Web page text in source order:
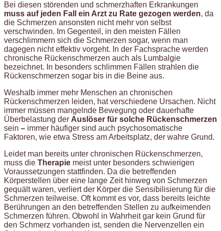
Bei diesen störenden und schmerzhaften Erkrankungen
muss auf jeden Fall ein Arzt zu Rate gezogen werden, da
die Schmerzen ansonsten nicht mehr von selbst
verschwinden. Im Gegenteil, in den meisten Fällen
verschlimmern sich die Schmerzen sogar, wenn man
dagegen nicht effektiv vorgeht. In der Fachsprache werden
chronische Rückenschmerzen auch als Lumbalgie
bezeichnet. In besonders schlimmen Fällen strahlen die
Rückenschmerzen sogar bis in die Beine aus.
Weshalb immer mehr Menschen an chronischen
Rückenschmerzen leiden, hat verschiedene Ursachen. Nicht
immer müssen mangelnde Bewegung oder dauerhafte
Überbelastung der Auslöser für solche Rückenschmerzen
sein – immer häufiger sind auch psychosomatische
Faktoren, wie etwa Stress am Arbeitsplatz, der wahre Grund.
Leidet man bereits unter chronischen Rückenschmerzen,
muss die Therapie meist unter besonders schwierigen
Voraussetzungen stattfinden. Da die betreffenden
Körperstellen über eine lange Zeit hinweg von Schmerzen
gequält waren, verliert der Körper die Sensibilisierung für die
Schmerzen teilweise. Oft kommt es vor, dass bereits leichte
Berührungen an den betreffenden Stellen zu aufkeimenden
Schmerzen führen. Obwohl in Wahrheit gar kein Grund für
den Schmerz vorhanden ist, senden die Nervenzellen ein